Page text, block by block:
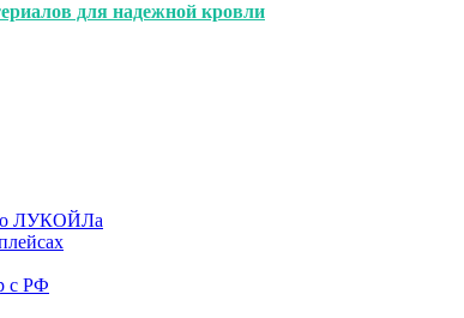
для надежной кровли
ЛУКОЙЛа
с РФ